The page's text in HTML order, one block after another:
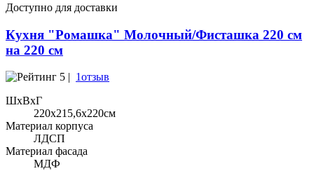
Доступно для доставки
Кухня "Ромашка" Молочный/Фисташка 220 см
на 220 см
5 | 1отзыв
ШхВхГ
220x215,6х220см
Материал корпуса
ЛДСП
Материал фасада
МДФ